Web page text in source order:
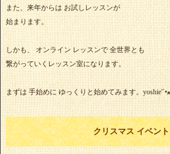
また、来年からは お試しレッスンが
始まります。
しかも、 オンライン レッスンで 全世界とも
繋がっていくレッスン室になります。
クリスマス イベント